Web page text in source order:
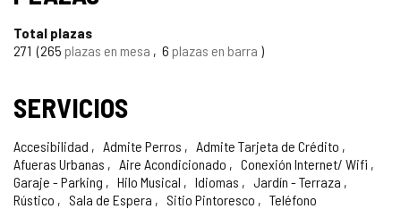
Total plazas
271 265 plazas en mesa 6 plazas en barra
SERVICIOS
Accesibilidad Admite Perros
Admite Tarjeta de Crédito
Afueras Urbanas
Aire Acondicionado
Conexión Internet/ Wifi
Garaje - Parking
Hilo Musical Idiomas
Jardín - Terraza
Rústico
Sala de Espera Sitio Pintoresco Teléfono